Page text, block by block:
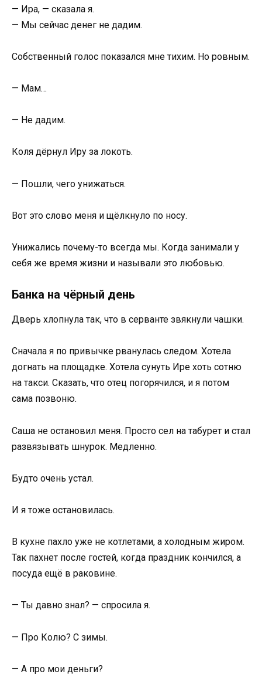
— Ира, — сказала я.
— Мы сейчас денег не дадим.
Собственный голос показался мне тихим. Но ровным.
— Мам…
— Не дадим.
Коля дёрнул Иру за локоть.
— Пошли, чего унижаться.
Вот это слово меня и щёлкнуло по носу.
Унижались почему-то всегда мы. Когда занимали у
себя же время жизни и называли это любовью.
Банка на чёрный день
Дверь хлопнула так, что в серванте звякнули чашки.
Сначала я по привычке рванулась следом. Хотела
догнать на площадке. Хотела сунуть Ире хоть сотню
на такси. Сказать, что отец погорячился, и я потом
сама позвоню.
Саша не остановил меня. Просто сел на табурет и стал
развязывать шнурок. Медленно.
Будто очень устал.
И я тоже остановилась.
В кухне пахло уже не котлетами, а холодным жиром.
Так пахнет после гостей, когда праздник кончился, а
посуда ещё в раковине.
— Ты давно знал? — спросила я.
— Про Колю? С зимы.
— А про мои деньги?